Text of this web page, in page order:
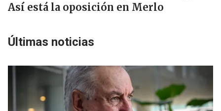
Así está la oposición en Merlo
Últimas noticias